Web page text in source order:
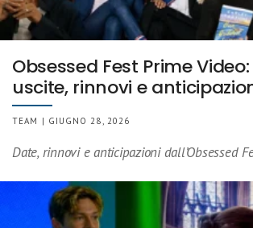
Obsessed Fest Prime
uscite, rinnovi e
TEAM | GIUGNO 28, 2026
Date, rinnovi e anticipazioni dall’Obsessed